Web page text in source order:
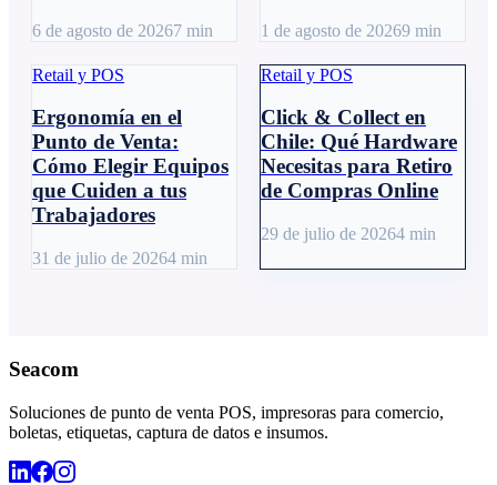
6 de agosto de 20267 min 1 de agosto de 20269 min
Retail y POS
Ergonomía en el
Punto de Venta:
Cómo Elegir Equipos
que Cuiden a tus
Trabajadores
31 de julio de 20264 min
Retail y POS
Click & Collect en
Chile: Qué Hardware
Necesitas para Retiro
de Compras Online
29 de julio de 20264 min
Seacom
Soluciones de punto de venta POS, impresoras para comercio,
boletas, etiquetas, captura de datos e insumos.